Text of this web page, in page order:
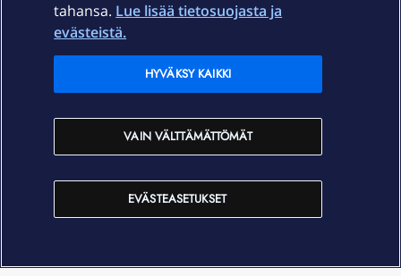
Ajankohtaista
Elisa Oyj
In English
tahansa. Lue lisää tietosuojasta ja
evästeistä.
EVÄSTEASETUKSET
VAIN VÄLTTÄMÄTTÖMÄT
HYVÄKSY KAIKKI